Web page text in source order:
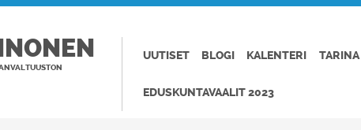
UUTISET BLOGI KALENTERI TARINA
EDUSKUNTAVAALIT 2023